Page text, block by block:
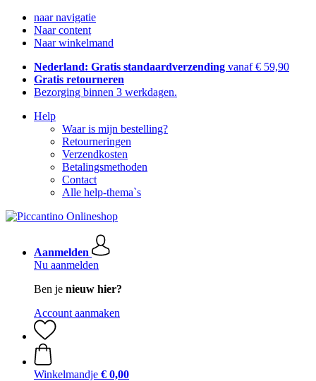
naar navigatie
Naar content
Naar winkelmand
Nederland: Gratis standaardverzending vanaf € 59,90
Gratis retourneren
Bezorging binnen 3 werkdagen.
Help
Waar is mijn bestelling?
Retourneringen
Verzendkosten
Betalingsmethoden
Contact
Alle help-thema`s
Aanmelden
Nu aanmelden
Ben je nieuw hier?
Account aanmaken
Winkelmandje € 0,00